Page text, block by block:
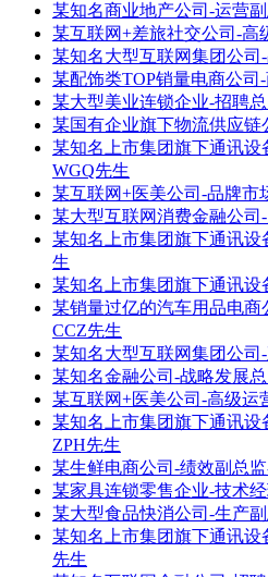
某知名商业地产公司-运营
某互联网+差旅社交公司-高
某知名大型互联网集团公
某配饰类TOP销量电商公
某大型美业连锁企业-招聘
某国有企业旗下物流供应
某知名上市集团旗下通讯
WGQ先生
某互联网+医美公司-品牌市
某大型互联网消费金融公
某知名上市集团旗下通讯
生
某知名上市集团旗下通讯
某销量过亿的汽车用品电
CCZ先生
某知名大型互联网集团公司
某知名金融公司-战略发展
某互联网+医美公司-高级运
某知名上市集团旗下通讯
ZPH先生
某生鲜电商公司-绩效副总
某家具连锁零售企业-技术
某大型食品快消公司-生产
某知名上市集团旗下通讯
先生